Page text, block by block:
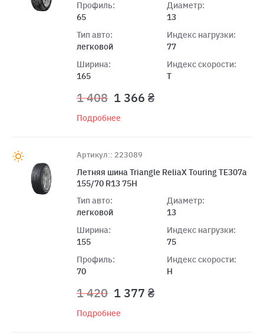
Профиль:
65
Тип авто:
легковой
Ширина:
165
Диаметр:
13
Индекс нагрузки:
77
Индекс скорости:
T
1 408 1 366 ₴
Подробнее
Артикул:: 223089
Летняя шина Triangle ReliaX Touring TE307a
155/70 R13 75H
Тип авто:
легковой
Ширина:
155
Профиль:
70
Диаметр:
13
Индекс нагрузки:
75
Индекс скорости:
H
1 420 1 377 ₴
Подробнее